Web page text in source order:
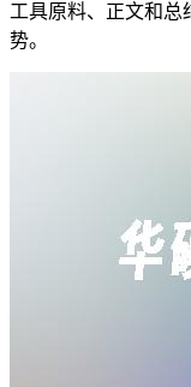
工具原料、正文和总
势。